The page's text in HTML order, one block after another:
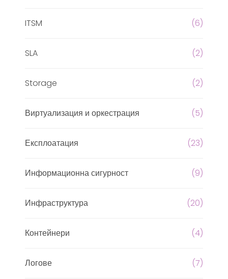
ITSM (6)
SLA (2)
Storage (2)
Виртуализация и оркестрация (5)
Експлоатация (23)
Информационна сигурност (9)
Инфраструктура (20)
Контейнери (4)
Логове (7)